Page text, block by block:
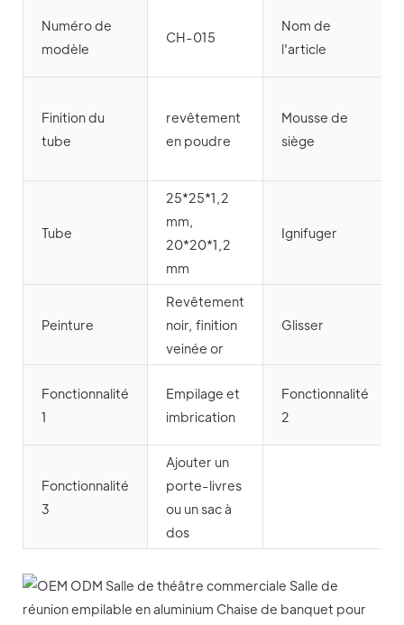
Numéro de
modèle
CH-015
Nom de
l'article
Finition du
tube
revêtement
en poudre
Mousse de
siège
Tube
25*25*1,2
mm,
20*20*1,2
mm
Ignifuger
Peinture
Revêtement
noir, finition
veinée or
Glisser
Fonctionnalité
1
Empilage et
imbrication
Fonctionnalité
2
Fonctionnalité
3
Ajouter un
porte-livres
ou un sac à
dos